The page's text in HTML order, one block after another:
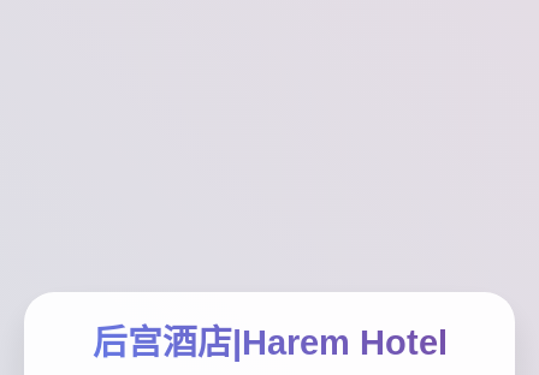
后宫酒店|Harem Hotel